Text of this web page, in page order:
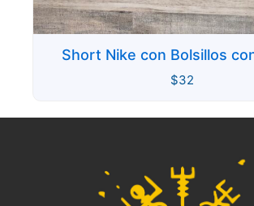
Short Nike con Bolsillos
$32